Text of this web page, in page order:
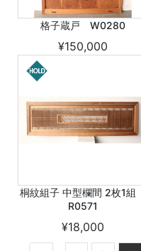
格子蔵戸 W0280
¥150,000
桐紋組子 中型欄間 2枚1組
R0571
¥18,000